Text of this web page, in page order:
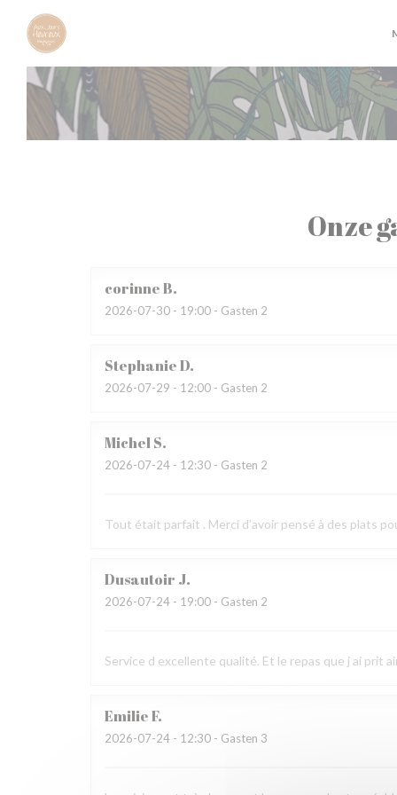
Cookies beheer paneel
Onze
corinneB
2026-07-30 - 19:00 - Gasten 2
StephanieD
2026-07-29 - 12:00 - Gasten 2
MichelS
2026-07-24 - 12:30 - Gasten 2
Tout était parfait . Merci d’avoir pensé à des plats
Dusautoir J
2026-07-24 - 19:00 - Gasten 2
Service d excellente qualité. Et le repas que j ai prit
EmilieF
2026-07-24 - 12:30 - Gasten 3